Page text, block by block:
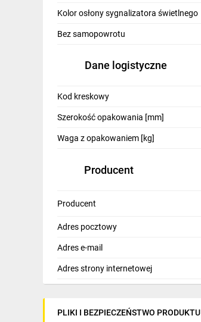
Kolor osłony sygnalizatora świetlnego
Bez samopowrotu
Dane logistyczne
Kod kreskowy
Szerokość opakowania [mm]
Waga z opakowaniem [kg]
Producent
Producent
Adres pocztowy
Adres e-mail
Adres strony internetowej
PLIKI I BEZPIECZEŃSTWO PRODUKTU